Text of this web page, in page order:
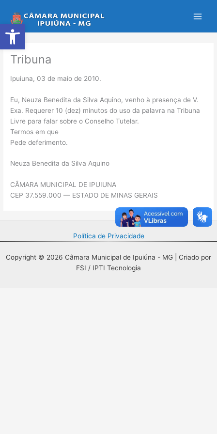
Abrir a barra de ferramentas
para
o
conteúdo
Tribuna
Ipuiuna, 03 de maio de 2010.
Eu, Neuza Benedita da Silva Aquino, venho à presença de V.
Exa. Requerer 10 (dez) minutos do uso da palavra na Tribuna
Livre para falar sobre o Conselho Tutelar.
Termos em que
Pede deferimento.
Neuza Benedita da Silva Aquino
CÂMARA MUNICIPAL DE IPUIUNA
CEP 37.559.000 — ESTADO DE MINAS GERAIS
Política de Privacidade
Copyright © 2026 Câmara Municipal de Ipuiúna - MG | Criado por
FSI / IPTI Tecnologia